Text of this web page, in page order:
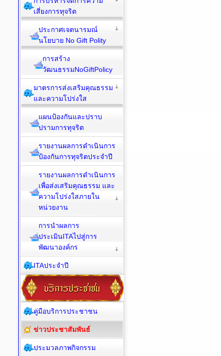
เสี่ยงการทุจริต
ประกาศเจตนารมณ์
นโยบาย No Gift Polity
การสร้าง
วัฒนธรรมNoGiftPolicy
มาตรการส่งเสริมคุณธรรม
และความโปร่งใส
แผนป้องกันและปราบ
ปรามการทุจริต
รายงานผลการดำเนินการ
ป้องกันการทุจริตประจำปี
รายงานผลการดำเนินการ
เพื่อส่งเสริมคุณธรรม และ
ความโปร่งใสภายใน
หน่วยงาน
การนำผลการ
ประเมินITAไปสู่การ
พัฒนาองค์กร
ITAประจำปี
คู่มือบริการประชาชน
ข่าวประชาสัมพันธ์
ประมวลภาพกิจกรรม